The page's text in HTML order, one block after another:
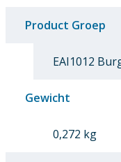
Product Groep
EAI1012
Gewicht
0,272 kg